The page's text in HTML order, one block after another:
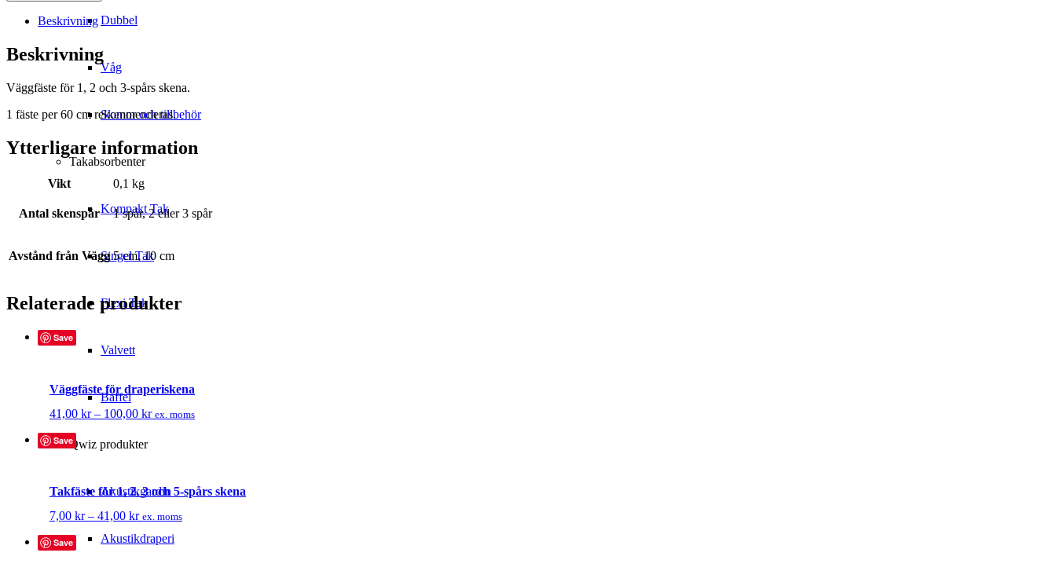
Dubbel
Våg
Skenor och tillbehör
Takabsorbenter
Kompakt Tak
Singel Tak
Flexi Tak
Valvett
Baffel
Qwiz produkter
Akustikgardin
Akustikdraperi
3-
spårs
mängd
Beskrivning
Beskrivning
Väggfäste för 1, 2 och 3-spårs skena.
1 fäste per 60 cm rekommenderas.
Ytterligare information
Vikt 0,1 kg
Antal skenspår 1 spår, 2 eller 3 spår
Avstånd från Vägg 5 cm, 10 cm
Relaterade produkter
Save
Väggfäste för draperiskena
41,00 kr – 100,00 krPrisintervall:
ex. moms
Save
Takfäste för 1, 2, 3 och 5-spårs skena
7,00 kr – 41,00 krPrisintervall:
till
ex. moms
Save